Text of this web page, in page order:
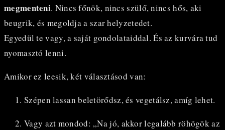
megmenteni. Nincs főnök, nincs szülő, nincs hős, aki
beugrik, és megoldja a szar helyzetedet.
Egyedül te vagy, a saját gondolataiddal. És az kurvára tud
nyomasztó lenni.
Amikor ez leesik, két választásod van:
Szépen lassan beletörődsz, és vegetálsz, amíg lehet.
Vagy azt mondod: „Na jó, akkor legalább röhögök az